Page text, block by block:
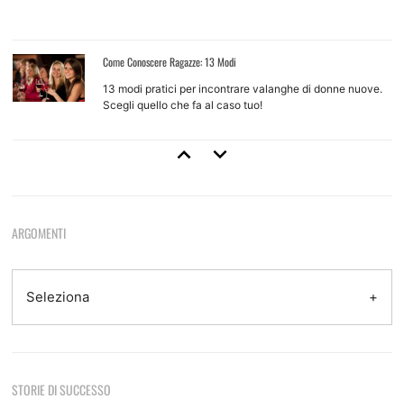
Come Conoscere Ragazze: 13 Modi
13 modi pratici per incontrare valanghe di donne nuove.
Scegli quello che fa al caso tuo!
Come Approcciare Una Ragazza
8 tecniche efficaci e come usarle per sedurre
ARGOMENTI
Seleziona
STORIE DI SUCCESSO
Sono le otto del mattino, sono appena tornato da